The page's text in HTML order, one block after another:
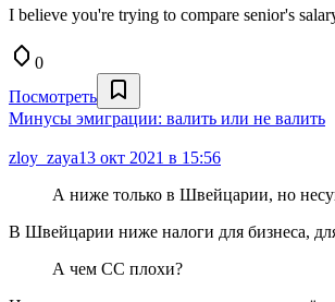
I believe you're trying to compare senior's
0
Посмотреть
Минусы эмиграции: валить или не валить
zloy_zaya13 окт 2021 в 15:56
А ниже только в Швейцарии, но
В Швейцарии ниже налоги для бизнеса,
А чем CC плохи?